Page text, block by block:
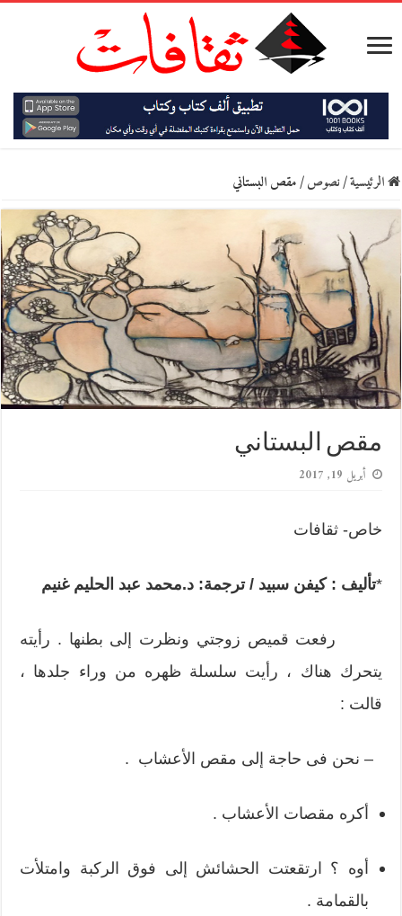
الرئيسية/نصوص/مقص البستاني
مقص البستاني
أبريل 19, 2017
خاص- ثقافات
*تأليف : كيفن سبيد /ترجمة: د.محمد عبد الحليم غنيم
رفعت قميص زوجتي ونظرت إلى بطنها . رأيته
يتحرك هناك ، رأيت سلسلة ظهره من وراء جلدها ،
قالت :
– نحن فى حاجة إلى مقص الأعشاب .
أكره مقصات الأعشاب .
أوه ؟ ارتقعتت الحشائش إلى فوق الركبة وامتلأت
بالقمامة .